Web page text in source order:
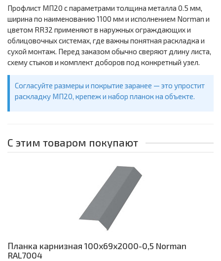
Профлист МП20 с параметрами толщина металла 0.5 мм,
ширина по наименованию 1100 мм и исполнением Norman и
цветом RR32 применяют в наружных ограждающих и
облицовочных системах, где важны понятная раскладка и
сухой монтаж. Перед заказом обычно сверяют длину листа,
схему стыков и комплект доборов под конкретный узел.
Согласуйте размеры и покрытие заранее — это упростит
раскладку МП20, крепеж и набор планок на объекте.
С этим товаром покупают
Планка карнизная 100х69х2000-0,5 Norman
RAL7004